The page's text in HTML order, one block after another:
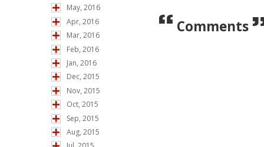
May, 2016
Apr, 2016
Mar, 2016
Feb, 2016
Jan, 2016
Dec, 2015
Nov, 2015
Oct, 2015
Sep, 2015
Aug, 2015
Comments